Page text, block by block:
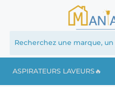
ASPIRATEURS LAVEURS🔥